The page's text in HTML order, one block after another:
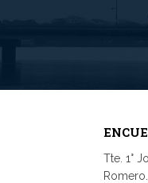
Tte. 1°
Romero.